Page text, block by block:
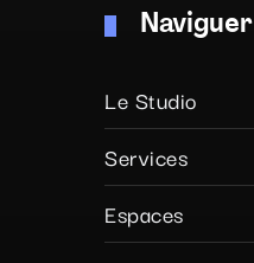
Naviguer
Le Studio
Services
Espaces